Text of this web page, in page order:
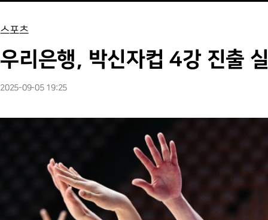
스포츠
우리은행, 박신자컵 4강 진출
2025-09-05 19:25